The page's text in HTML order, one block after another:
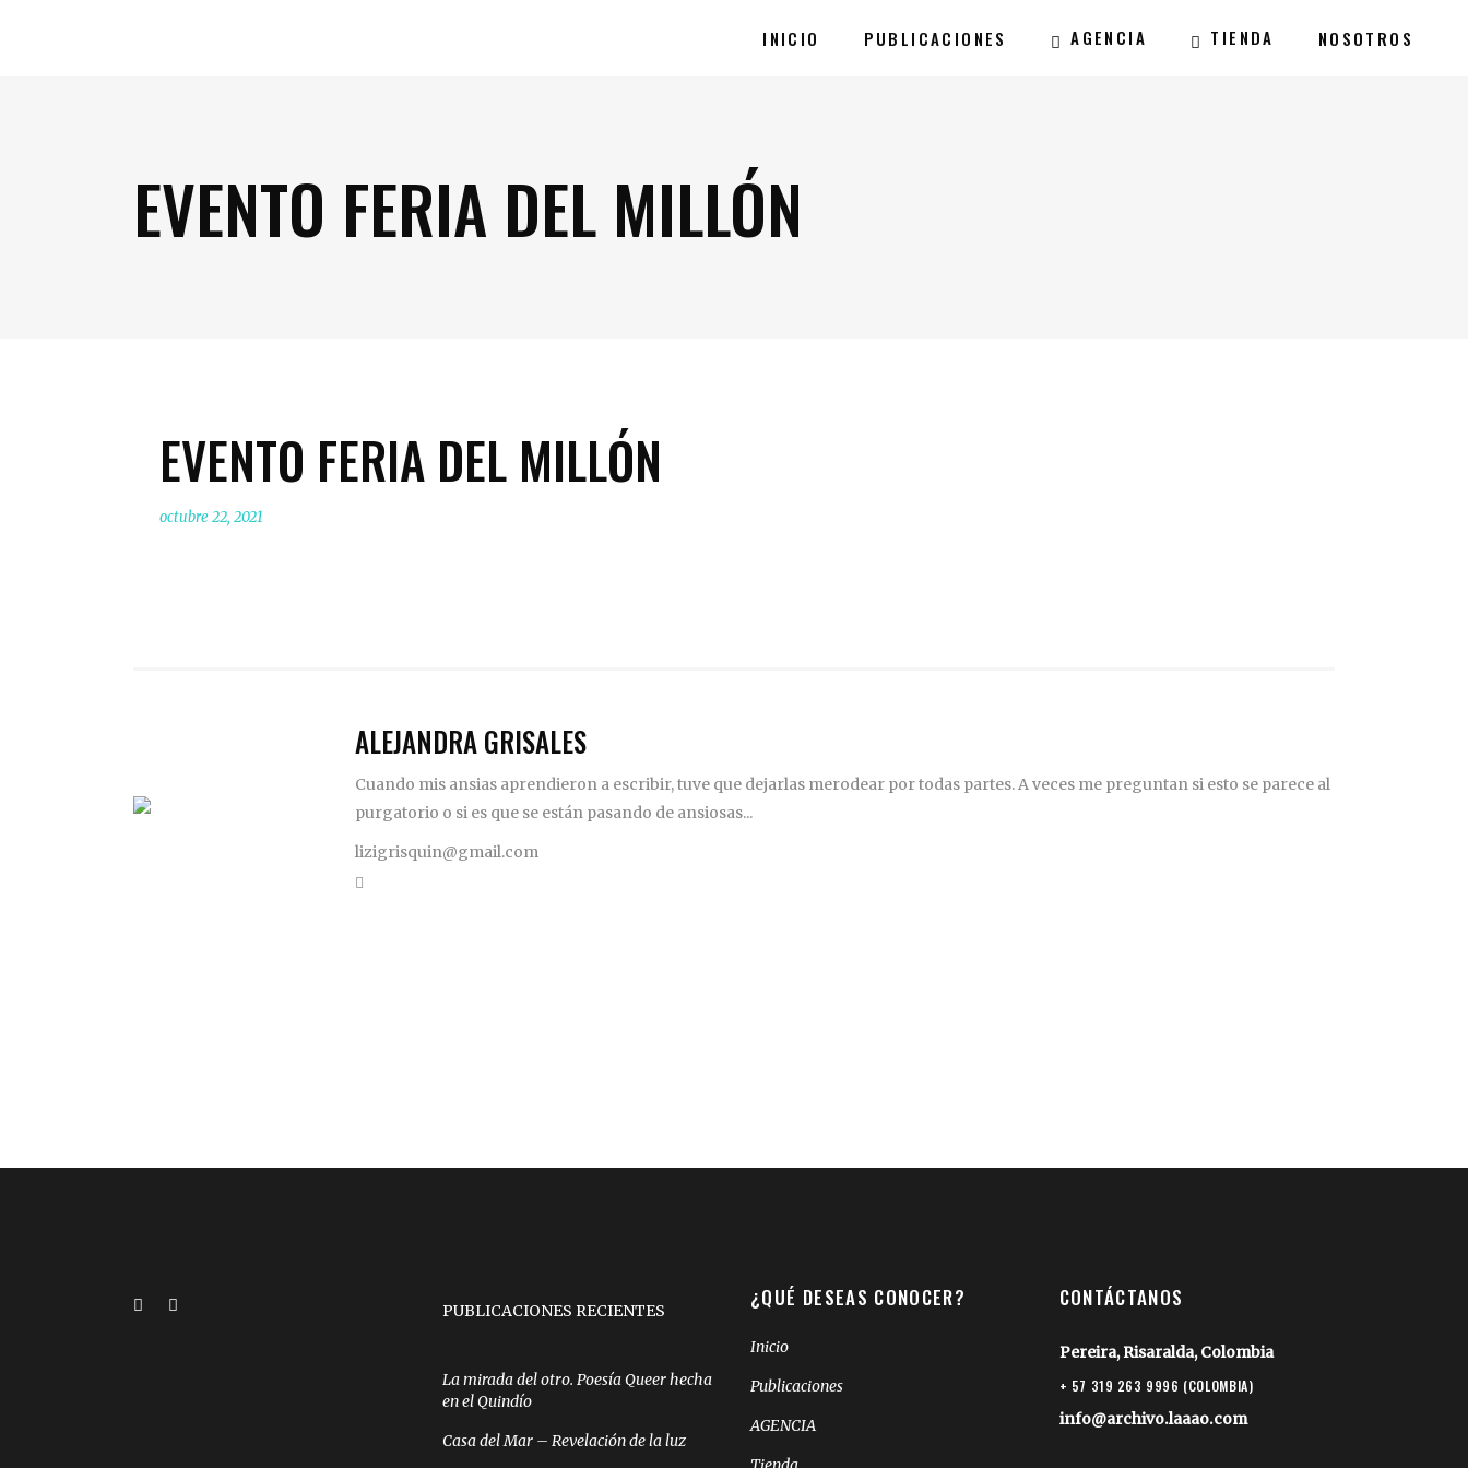
INICIO PUBLICACIONES AGENCIA TIENDA NOSOTROS
EVENTO FERIA DEL MILLÓN
EVENTO FERIA DEL MILLÓN
octubre 22, 2021
ALEJANDRA GRISALES
Cuando mis ansias aprendieron a escribir, tuve que dejarlas merodear por todas partes. A veces me preguntan si esto se parece al
purgatorio o si es que se están pasando de ansiosas...
lizigrisquin@gmail.com
PUBLICACIONES RECIENTES
La mirada del otro. Poesía Queer hecha
en el Quindío
Casa del Mar – Revelación de la luz
¿QUÉ DESEAS CONOCER?
Inicio
Publicaciones
AGENCIA
CONTÁCTANOS
Pereira, Risaralda, Colombia
+ 57 319 263 9996 (COLOMBIA)
info@archivo.laaao.com